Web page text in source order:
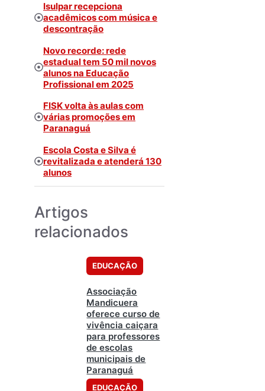
Isulpar recepciona
acadêmicos com música e
descontração
Novo recorde: rede
estadual tem 50 mil novos
alunos na Educação
Profissional em 2025
FISK volta às aulas com
várias promoções em
Paranaguá
Escola Costa e Silva é
revitalizada e atenderá 130
alunos
Artigos
relacionados
EDUCAÇÃO
Associação
Mandicuera
oferece curso de
vivência caiçara
para professores
de escolas
municipais de
Paranaguá
EDUCAÇÃO